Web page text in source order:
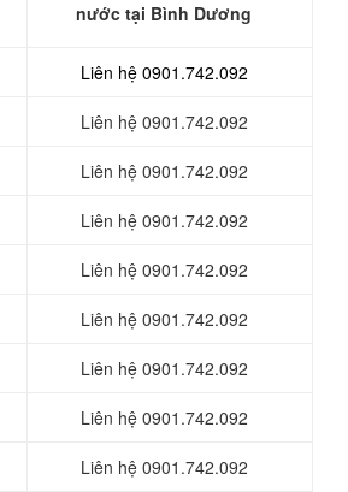
nước tại Bình Dương
Liên hệ 0901.742.092
Liên hệ 0901.742.092
Liên hệ 0901.742.092
Liên hệ 0901.742.092
Liên hệ 0901.742.092
Liên hệ 0901.742.092
Liên hệ 0901.742.092
Liên hệ 0901.742.092
Liên hệ 0901.742.092